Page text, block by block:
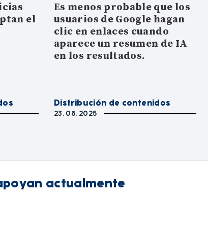
el
Es menos probable que los
usuarios de Google hagan
clic en enlaces cuando
aparece un resumen de IA
en los resultados.
Distribución de contenidos
23. 08. 2025
actualmente